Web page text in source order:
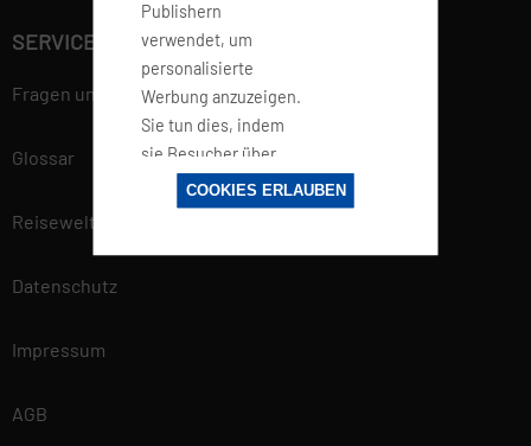
Publishern
verwendet, um
personalisierte
Werbung anzuzeigen.
Sie tun dies, indem
sie Besucher über
Websites hinweg
verfolgen.
COOKIES ERLAUBEN
SERVICE
Fragen und Antworten
Glossar
Reisewelt
Datenschutz
Impressum
AGB